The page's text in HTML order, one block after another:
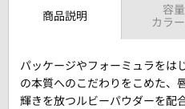
商品説明
容
カラ
パッケージやフォーミュラをは
の本質へのこだわりをこめた、
輝きを放つルビーパウダーを配